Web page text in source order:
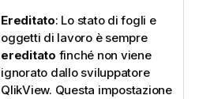
Ereditato: Lo stato di fogli e
oggetti di lavoro è sempre
ereditato finché non viene
ignorato dallo sviluppatore
QlikView. Questa impostazione